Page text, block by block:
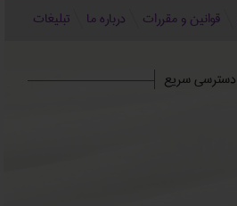
قوانین و مقررات درباره ما تبلیغات
دسترسی سریع